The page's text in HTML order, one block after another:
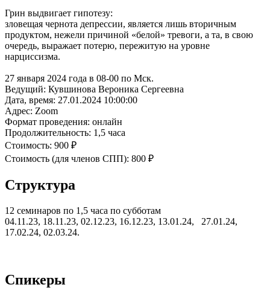
Грин выдвигает гипотезу:
зловещая чернота депрессии, является лишь вторичным
продуктом, нежели причиной «белой» тревоги, а та, в свою
очередь, выражает потерю, пережитую на уровне
нарциссизма.
27 января 2024 года в 08-00 по Мск.
Ведущий: Кувшинова Вероника Сергеевна
Дата, время: 27.01.2024 10:00:00
Адрес: Zoom
Формат проведения: онлайн
Продолжительность: 1,5 часа
Стоимость: 900 ₽
Стоимость (для членов СПП): 800 ₽
Структура
12 семинаров по 1,5 часа по субботам
04.11.23, 18.11.23, 02.12.23, 16.12.23, 13.01.24, 27.01.24,
17.02.24, 02.03.24.
Спикеры